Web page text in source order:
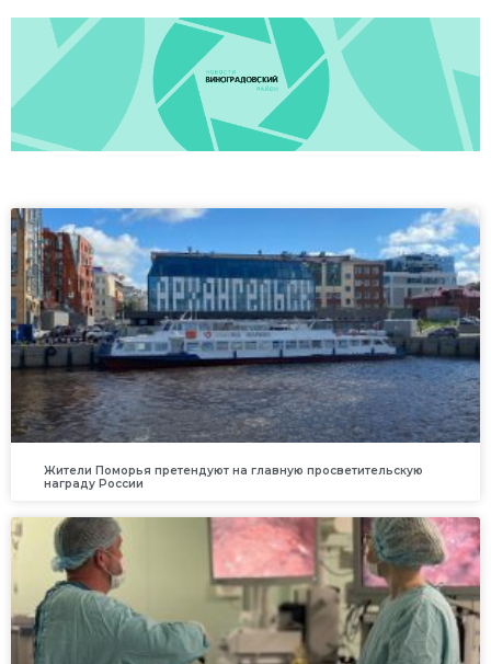
Жители Поморья претендуют на главную просветительскую
награду России